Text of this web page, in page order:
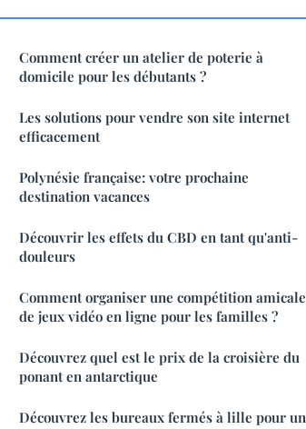
Comment créer un atelier de poterie à
domicile pour les débutants ?
Les solutions pour vendre son site internet
efficacement
Polynésie française: votre prochaine
destination vacances
Découvrir les effets du CBD en tant qu'anti-
douleurs
Comment organiser une compétition amicale
de jeux vidéo en ligne pour les familles ?
Découvrez quel est le prix de la croisière du
ponant en antarctique
Découvrez les bureaux fermés à lille pour un